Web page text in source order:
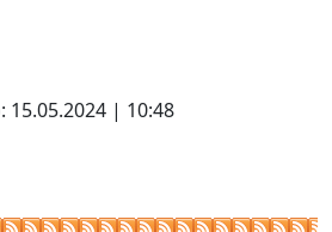
| 10:48